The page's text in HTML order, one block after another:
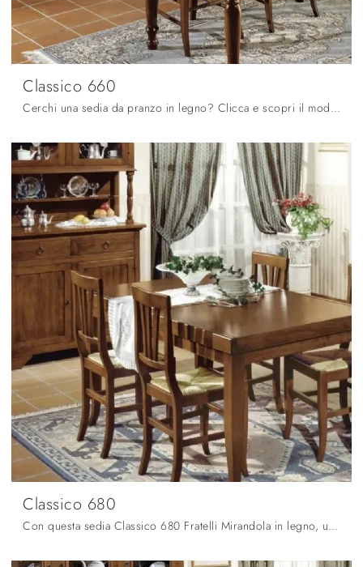
Classico 660
Cerchi una sedia da pranzo in legno? Clicca e scopri il modello Classico 660 di Fratelli Mirandola per completare i tuoi interni ottimamente.
Classico 680
Con questa sedia Classico 680 Fratelli Mirandola in legno, una delle nostre sedute fisse classiche, potrai impreziosire i tuoi spazi.